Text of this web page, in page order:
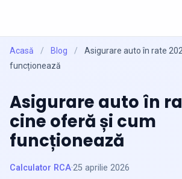
Acasă / Blog /
Asigurare auto în rate
funcționează
Asigurare auto în
cine oferă și cum
funcționează
Calculator RCA·25 aprilie 2026